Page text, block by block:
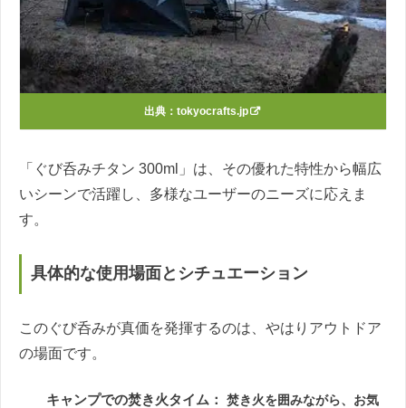
出典： tokyocrafts.jp
「ぐび呑みチタン 300ml」は、その優れた特性から幅広
いシーンで活躍し、多様なユーザーのニーズに応えま
す。
具体的な使用場面とシチュエーション
このぐび呑みが真価を発揮するのは、やはりアウトドア
の場面です。
キャンプでの焚き火タイム：
焚き火を囲みながら、お気